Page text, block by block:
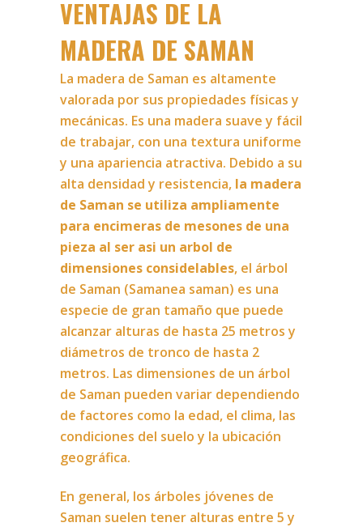
VENTAJAS DE LA
MADERA DE SAMAN
La madera de Saman es altamente
valorada por sus propiedades físicas y
mecánicas. Es una madera suave y fácil
de trabajar, con una textura uniforme
y una apariencia atractiva. Debido a su
alta densidad y resistencia, la madera
de Saman se utiliza ampliamente
para encimeras de mesones de una
pieza al ser asi un arbol de
dimensiones considelables, el árbol
de Saman (Samanea saman) es una
especie de gran tamaño que puede
alcanzar alturas de hasta 25 metros y
diámetros de tronco de hasta 2
metros. Las dimensiones de un árbol
de Saman pueden variar dependiendo
de factores como la edad, el clima, las
condiciones del suelo y la ubicación
geográfica.
En general, los árboles jóvenes de
Saman suelen tener alturas entre 5 y